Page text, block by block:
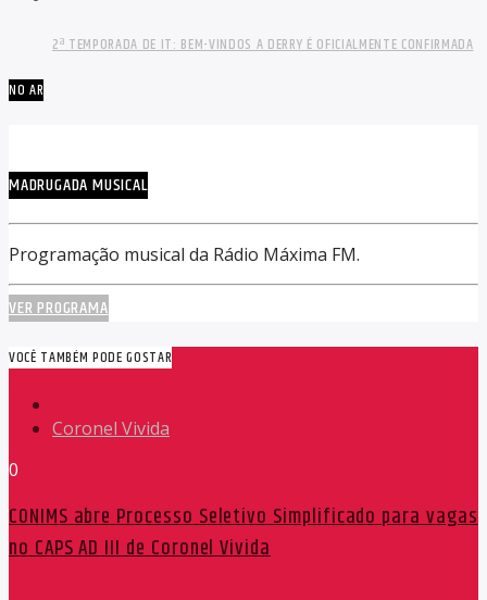
2ª TEMPORADA DE IT: BEM-VINDOS A DERRY É OFICIALMENTE CONFIRMADA
NO AR
MADRUGADA MUSICAL
Programação musical da Rádio Máxima FM.
VER PROGRAMA
VOCÊ TAMBÉM PODE GOSTAR
Coronel Vivida
0
CONIMS abre Processo Seletivo Simplificado para vagas
no CAPS AD III de Coronel Vivida